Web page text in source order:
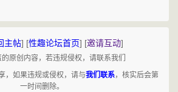
主帖] [性趣论坛首页] [邀请互动]
原创内容，若违规侵权，请联系我们
，如果违规或侵权，请与我们联系，核实后会第
一时间删除。